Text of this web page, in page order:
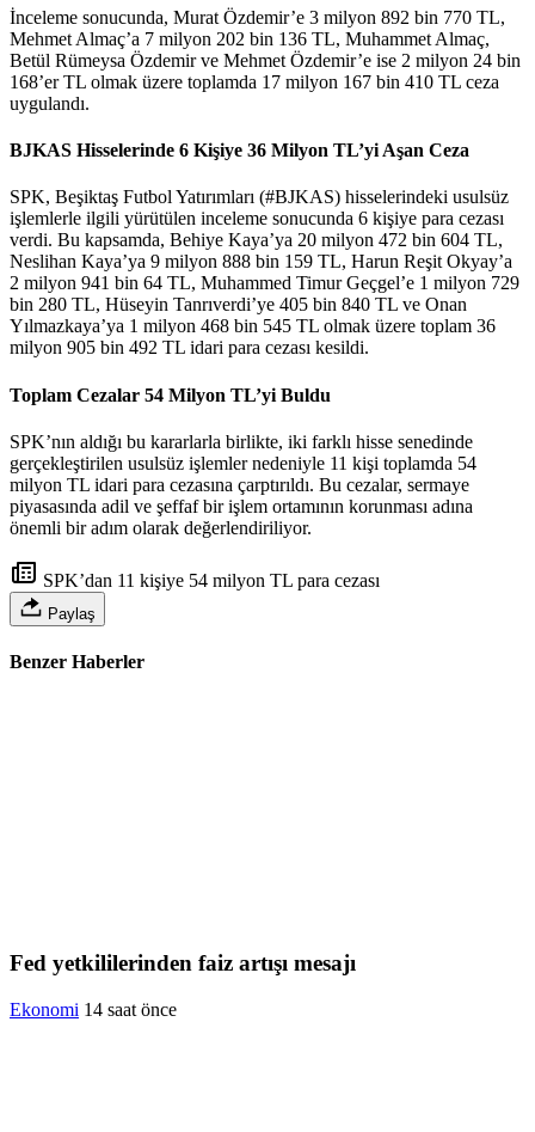
İnceleme sonucunda, Murat Özdemir’e 3 milyon 892 bin 770 TL,
Mehmet Almaç’a 7 milyon 202 bin 136 TL, Muhammet Almaç,
Betül Rümeysa Özdemir ve Mehmet Özdemir’e ise 2 milyon 24 bin
168’er TL olmak üzere toplamda 17 milyon 167 bin 410 TL ceza
uygulandı.
BJKAS Hisselerinde 6 Kişiye 36 Milyon TL’yi Aşan Ceza
SPK, Beşiktaş Futbol Yatırımları (#BJKAS) hisselerindeki usulsüz
işlemlerle ilgili yürütülen inceleme sonucunda 6 kişiye para cezası
verdi. Bu kapsamda, Behiye Kaya’ya 20 milyon 472 bin 604 TL,
Neslihan Kaya’ya 9 milyon 888 bin 159 TL, Harun Reşit Okyay’a
2 milyon 941 bin 64 TL, Muhammed Timur Geçgel’e 1 milyon 729
bin 280 TL, Hüseyin Tanrıverdi’ye 405 bin 840 TL ve Onan
Yılmazkaya’ya 1 milyon 468 bin 545 TL olmak üzere toplam 36
milyon 905 bin 492 TL idari para cezası kesildi.
Toplam Cezalar 54 Milyon TL’yi Buldu
SPK’nın aldığı bu kararlarla birlikte, iki farklı hisse senedinde
gerçekleştirilen usulsüz işlemler nedeniyle 11 kişi toplamda 54
milyon TL idari para cezasına çarptırıldı. Bu cezalar, sermaye
piyasasında adil ve şeffaf bir işlem ortamının korunması adına
önemli bir adım olarak değerlendiriliyor.
SPK’dan 11 kişiye 54 milyon TL para cezası
Paylaş
Benzer Haberler
Fed yetkililerinden faiz artışı mesajı
Ekonomi 14 saat önce